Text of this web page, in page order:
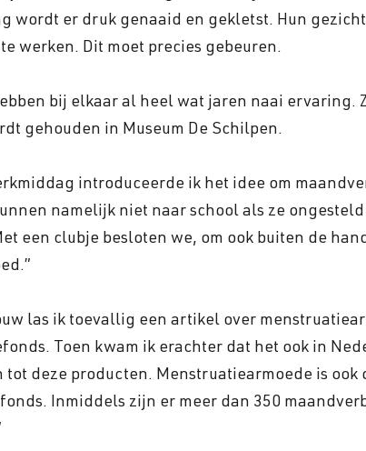
wordt er druk genaaid en gekletst. Hun
werken. Dit moet precies gebeuren.
bij elkaar al heel wat jaren naai
gehouden in Museum De Schilpen.
introduceerde ik het idee om
namelijk niet naar school als ze
een clubje besloten we, om ook buiten de
las ik toevallig een artikel over
Toen kwam ik erachter dat het ook in
tot deze producten. Menstruatiearmoede is
Inmiddels zijn er meer dan 350